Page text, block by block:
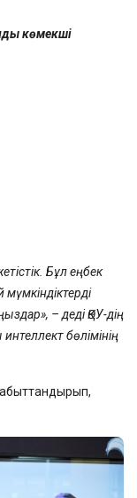
көмекші
Бұл еңбек
– деді ҚӨУ-дің
бөлімінің